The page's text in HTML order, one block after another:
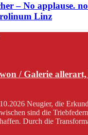
– No applause.
Linz
/ Galerie
Neugier, die
sind die
Durch die